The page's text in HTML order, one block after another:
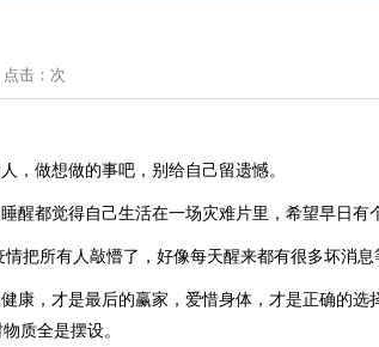
| 点击： 次
，做想做的事吧，别给自己留遗憾。
醒都觉得自己生活在一场灾难片里，希望早日有
把所有人敲懵了，好像每天醒来都有很多坏消息
康，才是最后的赢家，爱惜身体，才是正确的选
质全是摆设。